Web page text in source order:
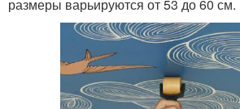
размеры варьируются от 53 до 60 см.